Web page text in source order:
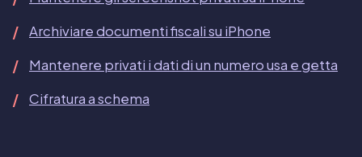
Archiviare documenti fiscali su iPhone
Mantenere privati i dati di un numero usa e getta
Cifratura a schema